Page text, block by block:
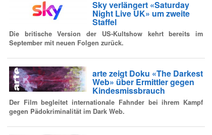
Sky verlängert «Saturday
Night Live UK» um zweite
Staffel
Die britische Version der US-Kultshow kehrt bereits im
September mit neuen Folgen zurück.
arte zeigt Doku «The Darkest
Web» über Ermittler gegen
Kindesmissbrauch
Der Film begleitet internationale Fahnder bei ihrem Kampf
gegen Pädokriminalität im Dark Web.